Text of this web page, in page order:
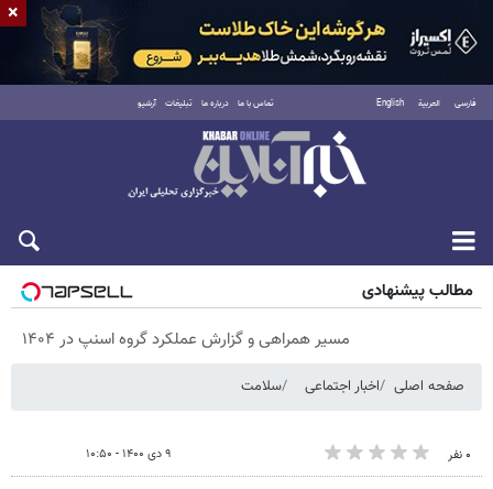
فارسی العربية English تماس با ما درباره ما تبلیغات آرشیو
پنجشنبه ۱۵ مرداد ۱۴۰۵
مطالب پیشنهادی
مسیر همراهی و گزارش عملکرد گروه اسنپ در ۱۴۰۴
صفحه اصلی اخبار اجتماعی سلامت
۰ نفر ۹ دی ۱۴۰۰ - ۱۰:۵۰
×